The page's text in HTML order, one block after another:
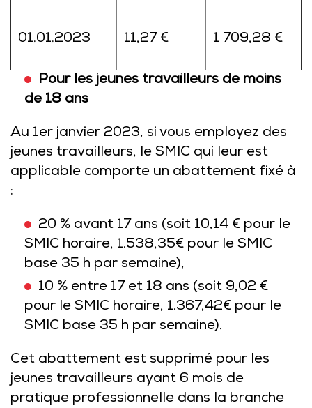
01.01.2023 11,27 € 1 709,28 €
Pour les jeunes travailleurs de moins
de 18 ans
Au 1er janvier 2023, si vous employez des
jeunes travailleurs, le SMIC qui leur est
applicable comporte un abattement fixé à
:
20 % avant 17 ans (soit 10,14 € pour le
SMIC horaire, 1.538,35€ pour le SMIC
base 35 h par semaine),
10 % entre 17 et 18 ans (soit 9,02 €
pour le SMIC horaire, 1.367,42€ pour le
SMIC base 35 h par semaine).
Cet abattement est supprimé pour les
jeunes travailleurs ayant 6 mois de
pratique professionnelle dans la branche